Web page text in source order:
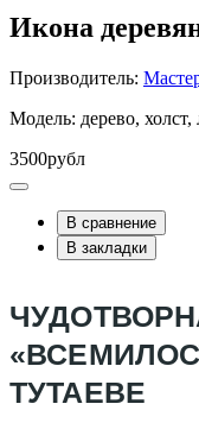
Икона
Производитель:
Модель: дерево, холст,
3500рубл
В сравнение
В закладки
ТУТАЕВЕ